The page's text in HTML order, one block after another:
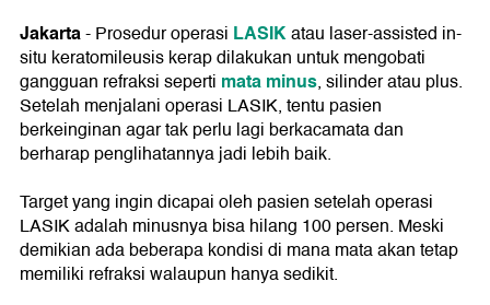
Jakarta- Prosedur operasi LASIKatau laser-assisted in-
situ keratomileusis kerap dilakukan untuk mengobati
gangguan refraksi seperti mata minus, silinder atau plus.
Setelah menjalani operasi LASIK, tentu pasien
berkeinginan agar tak perlu lagi berkacamata dan
berharap penglihatannya jadi lebih baik.
Target yang ingin dicapai oleh pasien setelah operasi
LASIK adalah minusnya bisa hilang 100 persen. Meski
demikian ada beberapa kondisi di mana mata akan tetap
memiliki refraksi walaupun hanya sedikit.